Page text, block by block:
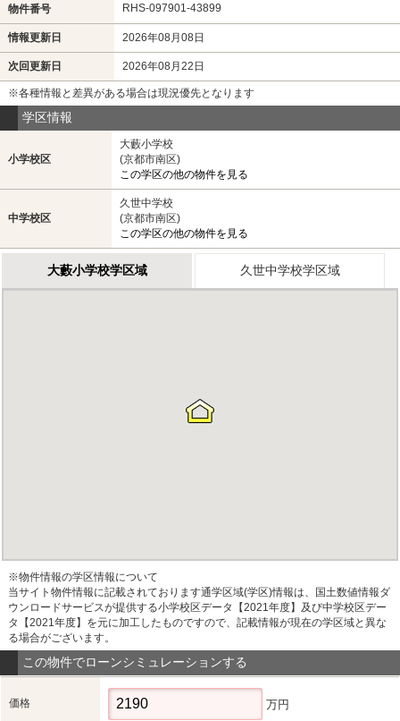
物件番号 RHS-097901-43899
情報更新日 2026年08月08日
次回更新日 2026年08月22日
※各種情報と差異がある場合は現況優先となります
学区情報
小学校区
大藪小学校
(京都市南区)
この学区の他の物件を見る
中学校区
久世中学校
(京都市南区)
この学区の他の物件を見る
大藪小学校学区域 久世中学校学区域
※物件情報の学区情報について
当サイト物件情報に記載されております通学区域(学区)情報は、国土数値情報ダ
ウンロードサービスが提供する小学校区データ【2021年度】及び中学校区デー
タ【2021年度】を元に加工したものですので、記載情報が現在の学区域と異な
る場合がございます。
この物件でローンシミュレーションする
価格 万円